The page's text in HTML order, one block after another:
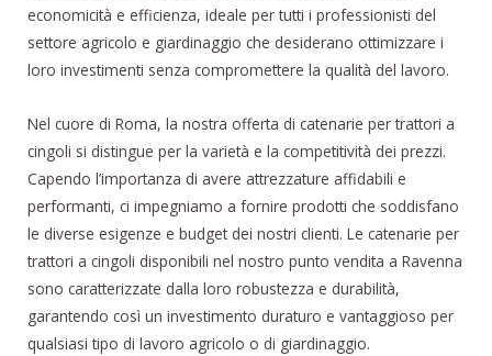
economicità e efficienza, ideale per tutti i professionisti del
settore agricolo e giardinaggio che desiderano ottimizzare i
loro investimenti senza compromettere la qualità del lavoro.
Nel cuore di Roma, la nostra offerta di catenarie per trattori a
cingoli si distingue per la varietà e la competitività dei prezzi.
Capendo l’importanza di avere attrezzature affidabili e
performanti, ci impegniamo a fornire prodotti che soddisfano
le diverse esigenze e budget dei nostri clienti. Le catenarie per
trattori a cingoli disponibili nel nostro punto vendita a Ravenna
sono caratterizzate dalla loro robustezza e durabilità,
garantendo così un investimento duraturo e vantaggioso per
qualsiasi tipo di lavoro agricolo o di giardinaggio.